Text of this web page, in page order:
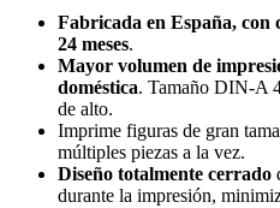
Fabricada en España,
24 meses.
Mayor volumen de
doméstica. Tamaño DIN-A
de alto.
Imprime figuras de gran
múltiples piezas a la vez.
Diseño totalmente cerrado
durante la impresión,